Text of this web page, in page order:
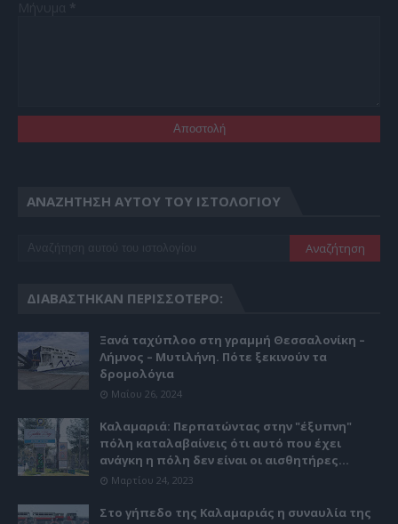
ΑΝΑΖΉΤΗΣΗ ΑΥΤΟΎ ΤΟΥ ΙΣΤΟΛΟΓΊΟΥ
ΔΙΑΒΆΣΤΗΚΑΝ ΠΕΡΙΣΣΌΤΕΡΟ:
Ξανά ταχύπλοο στη γραμμή Θεσσαλονίκη –
Λήμνος – Μυτιλήνη. Πότε ξεκινούν τα
δρομολόγια
Μαΐου 26, 2024
Καλαμαριά: Περπατώντας στην "έξυπνη"
πόλη καταλαβαίνεις ότι αυτό που έχει
ανάγκη η πόλη δεν είναι οι αισθητήρες...
Μαρτίου 24, 2023
Στο γήπεδο της Καλαμαριάς η συναυλία της